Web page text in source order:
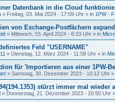
Datenbank in die Cloud
» Freitag, 03. Mai 2024 - 17:09 Uhr » in 1PW -
von Exchange-Postfächern
» Mittwoch, 03. April 2024 - 8:33 Uhr » in
Feld "USERNAME"
» Dienstag, 12. März 2024 - 11:58 Uhr » in
für 'Importieren aus einer 1PW-
» Samstag, 30. Dezember 2023 - 10:12 Uhr
stürzt immer mal wieder
» Donnerstag, 21. Dezember 2023 - 20:50 Uhr